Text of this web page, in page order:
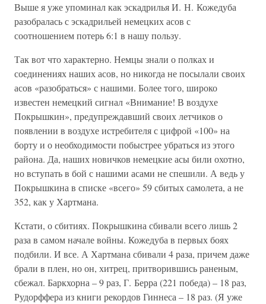
Выше я уже упоминал как эскадрилья И. Н. Кожедуба
разобралась с эскадрильей немецких асов с
соотношением потерь 6:1 в нашу пользу.
Так вот что характерно. Немцы знали о полках и
соединениях наших асов, но никогда не посылали своих
асов «разобраться» с нашими. Более того, широко
известен немецкий сигнал «Внимание! В воздухе
Покрышкин», предупреждавший своих летчиков о
появлении в воздухе истребителя с цифрой «100» на
борту и о необходимости побыстрее убраться из этого
района. Да, наших новичков немецкие асы били охотно,
но вступать в бой с нашими асами не спешили. А ведь у
Покрышкина в списке «всего» 59 сбитых самолета, а не
352, как у Хартмана.
Кстати, о сбитиях. Покрышкина сбивали всего лишь 2
раза в самом начале войны. Кожедуба в первых боях
подбили. И все. А Хартмана сбивали 4 раза, причем даже
брали в плен, но он, хитрец, притворившись раненым,
сбежал. Баркхорна – 9 раз, Г. Берра (221 победа) – 18 раз,
Рудорффера из книги рекордов Гиннеса – 18 раз. (Я уже